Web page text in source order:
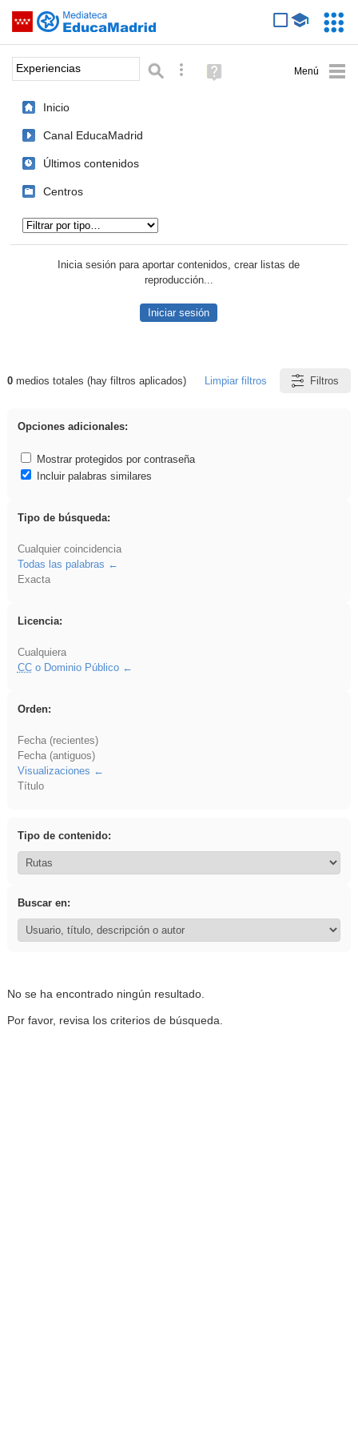
Saltar navegación
Palabra o frase: Búsqueda avanzada
Ayuda
(en
Inicio
Canal EducaMadrid
Últimos contenidos
Centros
Inicia sesión para aportar contenidos, crear listas de
reproducción...
Iniciar sesión
Resultados de: Experiencias
0medios totales (hay filtros aplicados) Limpiar filtros Filtros
Opciones adicionales:
Mostrar protegidos por contraseña
Incluir palabras similares
Tipo de búsqueda:
Cualquier coincidencia
Todas las palabras
Exacta
Licencia:
Cualquiera
CCo Dominio Público
Orden:
Fecha (recientes)
Fecha (antiguos)
Visualizaciones
Título
Tipo de contenido:
Buscar en:
No se ha encontrado ningún resultado.
Por favor, revisa los criterios de búsqueda.